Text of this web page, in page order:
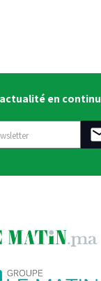
en continu